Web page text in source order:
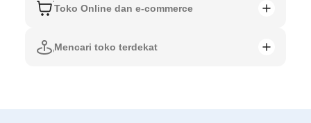
Toko Online dan e-commerce
Mencari toko terdekat